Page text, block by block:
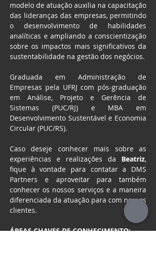
modelo de atuação auxilia na capacitação
das lideranças das empresas, permitindo
o desenvolvimento de habilidades
analíticas e ampliando a conscientização
sobre os impactos mais significativos da
sustentabilidade na gestão dos negócios.
Graduada em Administração de
Empresas pela UFRJ com pós-graduação
em Análise, Projeto e Gerência de
Sistemas (PUC/RJ) e MBA em
Desenvolvimento Sustentável e Economia
Circular (PUC/RS).
Caso deseje conhecer mais sobre as
experiências e realizações da Beatriz,
fique à vontade para contatar a DMS
Partners e aproveitar para também
conhecer os nossos serviços e a maneira
diferenciada da atuação para com nossos
clientes.
ÁREAS CHAVES DE CONHECIMENTO: